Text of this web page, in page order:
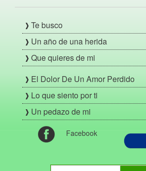
Te busco
Un año de una herida
Que quieres de mi
El Dolor De Un Amor Perdido
Lo que siento por ti
Un pedazo de mi
Facebook